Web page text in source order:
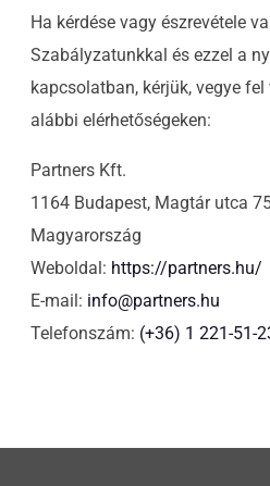
Ha kérdése vagy észrevétele
Szabályzatunkkal és ezzel a
kapcsolatban, kérjük, vegye
alábbi elérhetőségeken:
Partners Kft.
1164 Budapest, Magtár utca
Magyarország
Weboldal: https://partners.hu/
E-mail: info@partners.hu
Telefonszám: (+36) 1 221-51-